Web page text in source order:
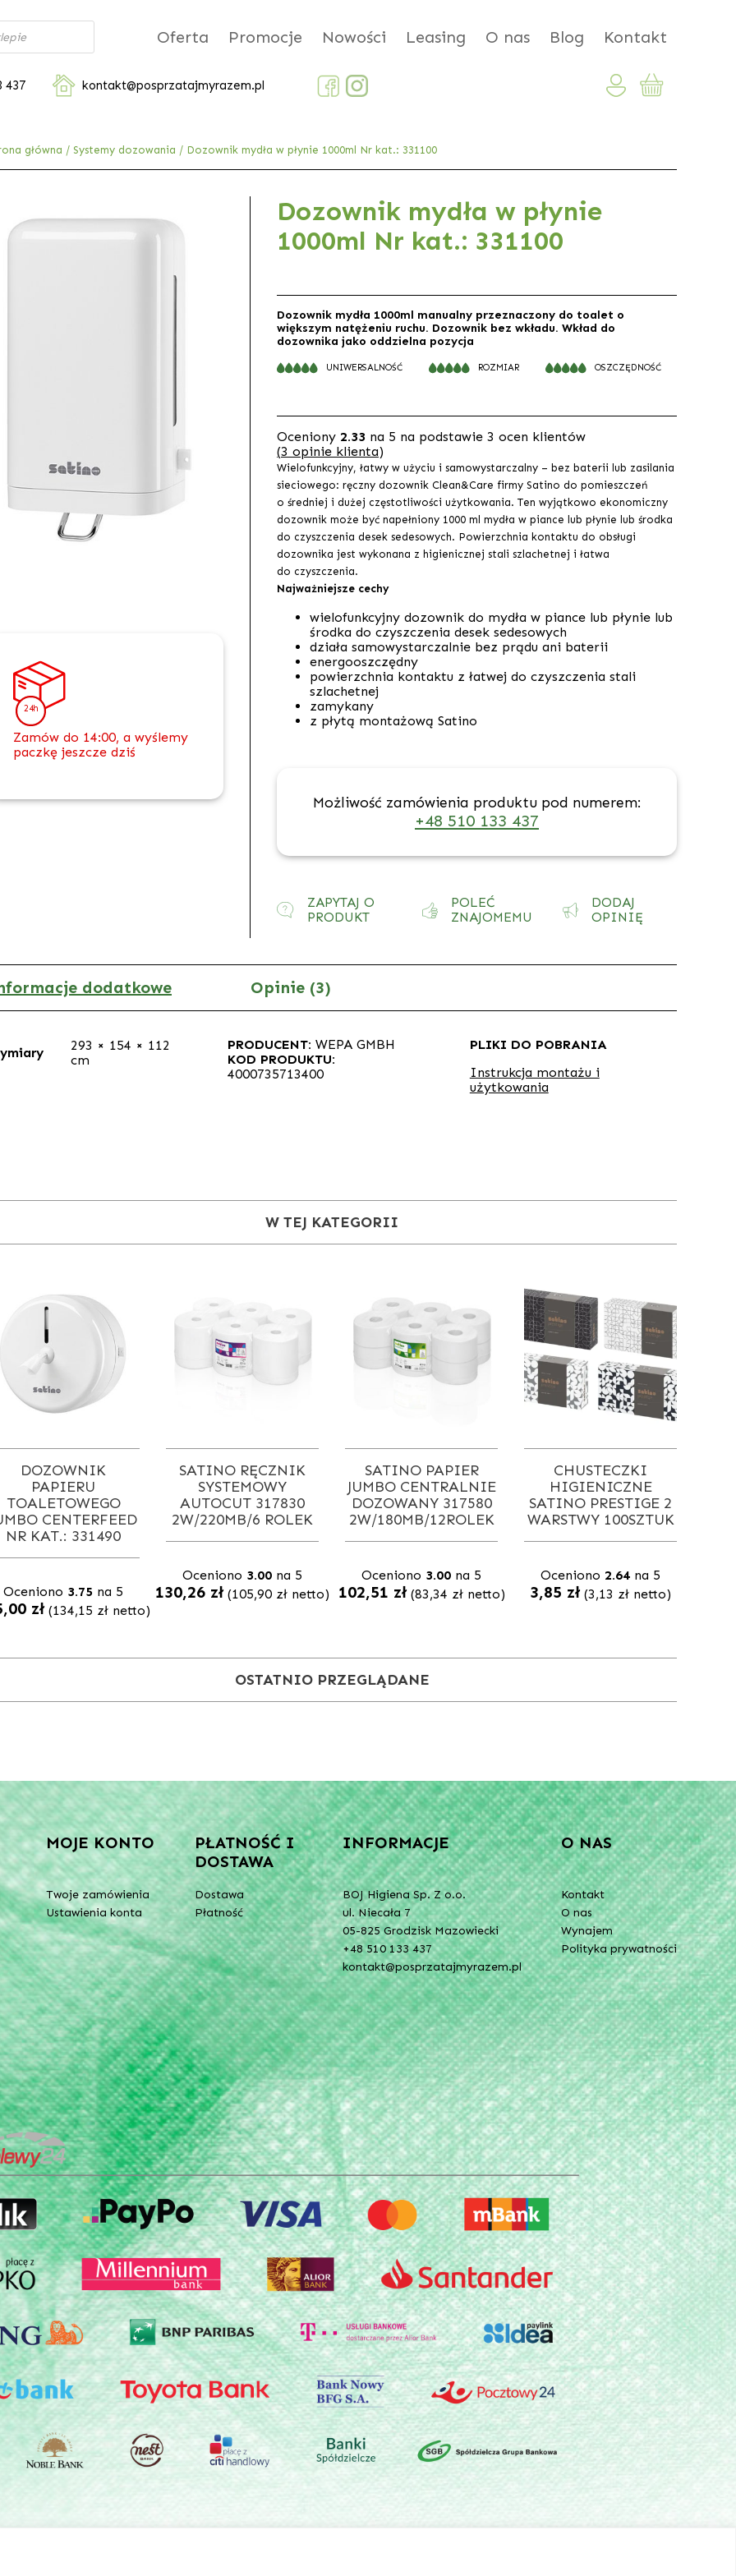
Oferta Promocje Nowości Leasing O nas Blog Kontakt
437 kontakt@posprzatajmyrazem.pl
główna / Systemy dozowania / Dozownik mydła w płynie 1000ml Nr kat.: 331100
24h
Zamów do 14:00, a wyślemy
paczkę jeszcze dziś
Dozownik mydła w płynie
1000ml Nr kat.: 331100
Dozownik mydła 1000ml manualny przeznaczony do toalet o
większym natężeniu ruchu. Dozownik bez wkładu. Wkład do
dozownika jako oddzielna pozycja
UNIWERSALNOŚĆ ROZMIAR OSZCZĘDNOŚĆ
Oceniony 2.33 na 5 na podstawie 3 ocen klientów
(3 opinie klienta)
Wielofunkcyjny, łatwy w użyciu i samowystarczalny – bez baterii lub zasilania
sieciowego: ręczny dozownik Clean&Care firmy Satino do pomieszczeń
o średniej i dużej częstotliwości użytkowania. Ten wyjątkowo ekonomiczny
dozownik może być napełniony 1000 ml mydła w piance lub płynie lub środka
do czyszczenia desek sedesowych. Powierzchnia kontaktu do obsługi
dozownika jest wykonana z higienicznej stali szlachetnej i łatwa
do czyszczenia.
Najważniejsze cechy
wielofunkcyjny dozownik do mydła w piance lub płynie lub
środka do czyszczenia desek sedesowych
działa samowystarczalnie bez prądu ani baterii
energooszczędny
powierzchnia kontaktu z łatwej do czyszczenia stali
szlachetnej
zamykany
z płytą montażową Satino
Możliwość zamówienia produktu pod numerem:
+48 510 133 437
ZAPYTAJ O
PRODUKT
POLEĆ
ZNAJOMEMU
DODAJ
OPINIĘ
dodatkowe Opinie (3)
293 × 154 × 112
cm
PRODUCENT:WEPA GMBH
KOD PRODUKTU:
4000735713400
PLIKI DO POBRANIA
Instrukcja montażu i
użytkowania
W TEJ KATEGORII
DOZOWNIK
PAPIERU
TOALETOWEGO
CENTERFEED
NR KAT.: 331490
Oceniono 3.75 na 5
zł (134,15 zł netto)
SATINO RĘCZNIK
SYSTEMOWY
AUTOCUT 317830
2W/220MB/6 ROLEK
Oceniono 3.00 na 5
130,26 zł (105,90 zł netto)
SATINO PAPIER
JUMBO CENTRALNIE
DOZOWANY 317580
2W/180MB/12ROLEK
Oceniono 3.00 na 5
102,51 zł(83,34 złnetto)
CHUSTECZKI
HIGIENICZNE
SATINO PRESTIGE 2
WARSTWY 100SZTUK
Oceniono 2.64 na 5
3,85 zł (3,13 zł netto)
OSTATNIO PRZEGLĄDANE
MOJE KONTO
Twoje zamówienia
Ustawienia konta
PŁATNOŚĆ I
DOSTAWA
Dostawa
Płatność
INFORMACJE
BOJ Higiena Sp. Z o.o.
ul. Niecała 7
05-825 Grodzisk Mazowiecki
+48 510 133 437
kontakt@posprzatajmyrazem.pl
O NAS
Kontakt
O nas
Wynajem
Polityka prywatności